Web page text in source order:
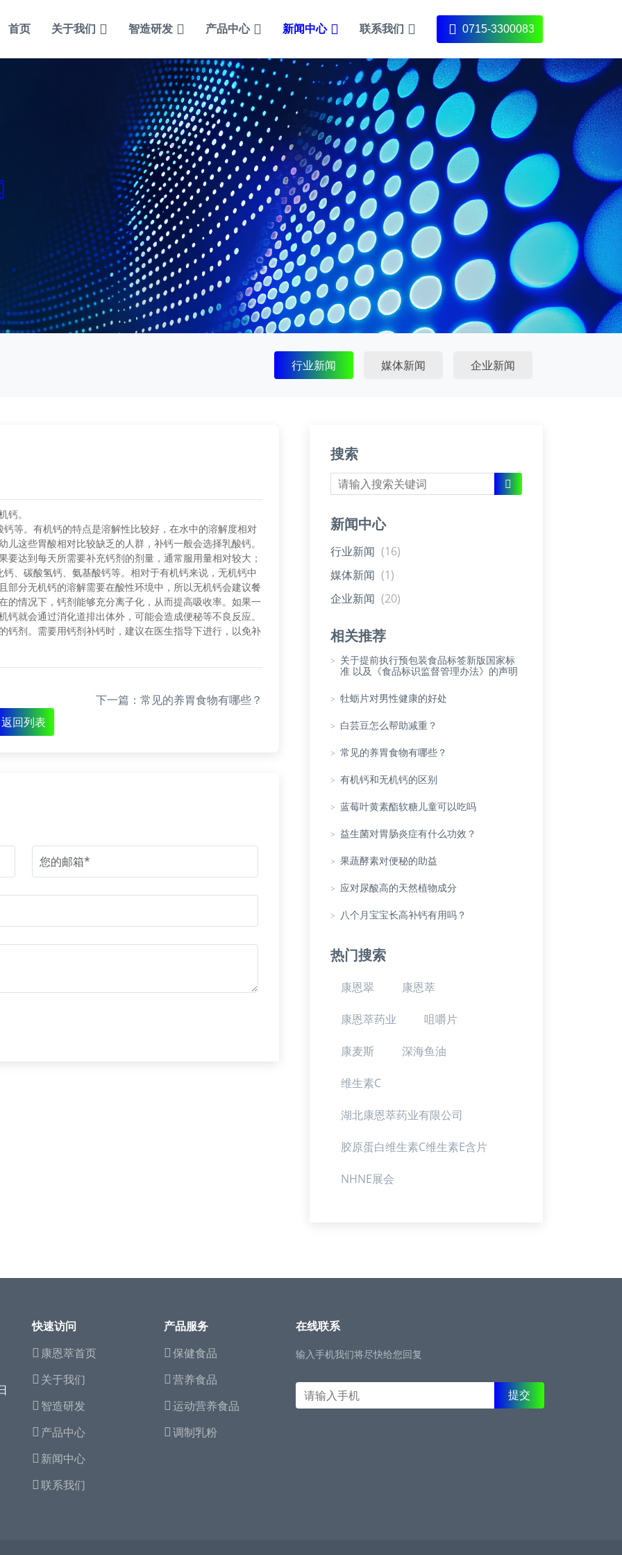
首页 关于我们 智造研发 产品中心 新闻中心 联系我们 0715-3300083
行业新闻 媒体新闻 企业新闻
钙。
等。有机钙的特点是溶解性比较好，在水中的溶解度相对
这些胃酸相对比较缺乏的人群，补钙一般会选择乳酸钙。
达到每天所需要补充钙剂的剂量，通常服用量相对较大；
、碳酸氢钙、氨基酸钙等。相对于有机钙来说，无机钙中
部分无机钙的溶解需要在酸性环境中，所以无机钙会建议餐
的情况下，钙剂能够充分离子化，从而提高吸收率。如果一
就会通过消化道排出体外，可能会造成便秘等不良反应。
钙剂。需要用钙剂补钙时，建议在医生指导下进行，以免补
下一篇：常见的养胃食物有哪些？
返回列表
搜索
新闻中心
行业新闻 (16)
媒体新闻 (1)
企业新闻 (20)
相关推荐
> 关于提前执行预包装食品标签新版国家标
准 以及《食品标识监督管理办法》的声明
> 牡蛎片对男性健康的好处
> 白芸豆怎么帮助减重？
> 常见的养胃食物有哪些？
> 有机钙和无机钙的区别
> 蓝莓叶黄素酯软糖儿童可以吃吗
> 益生菌对胃肠炎症有什么功效？
> 果蔬酵素对便秘的助益
> 应对尿酸高的天然植物成分
> 八个月宝宝长高补钙有用吗？
热门搜索
康恩翠 康恩萃
康恩萃药业 咀嚼片
康麦斯 深海鱼油
维生素C
湖北康恩萃药业有限公司
胶原蛋白维生素C维生素E含片
NHNE展会
快速访问
康恩萃首页
关于我们
智造研发
产品中心
新闻中心
联系我们
产品服务
保健食品
营养食品
运动营养食品
调制乳粉
在线联系
输入手机我们将尽快给您回复